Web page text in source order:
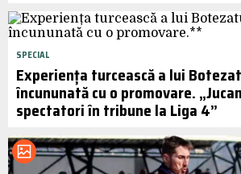
SPECIAL
Experiența turcească a lui
încununată cu o promovare.
spectatori în tribune la Liga 4”